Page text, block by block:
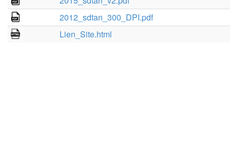
2012_sdtan_300_DPI.pdf
Lien_Site.html